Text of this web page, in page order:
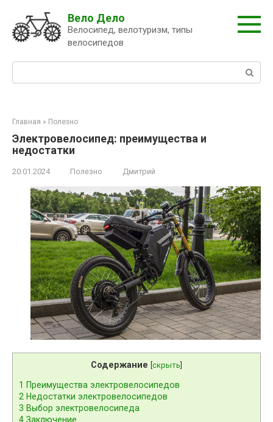
контенту
Вело Дело
Велосипед, велотуризм, типы
велосипедов
Главная » Полезно
Электровелосипед: преимущества и
недостатки
20.01.2024 Полезно Дмитрий
Содержание скрыть
1 Преимущества электровелосипедов
2 Недостатки электровелосипедов
3 Выбор электровелосипеда
4 Заключение